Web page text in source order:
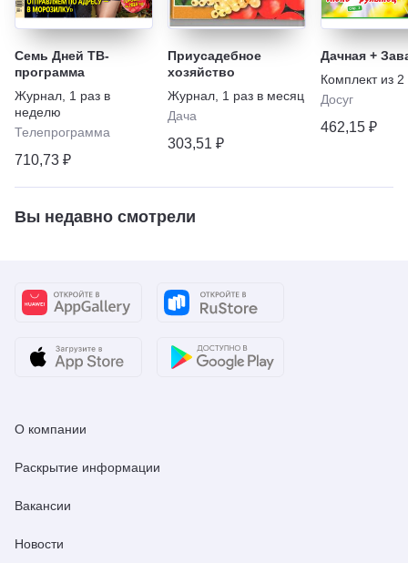
Семь Дней ТВ-
программа
Журнал 1 раз в
неделю
Телепрограмма
710,73 ₽
Приусадебное
хозяйство
Журнал 1 раз в месяц
Дача
303,51 ₽
Дачная +
Комплект из 2
Досуг
462,15 ₽
Вы недавно смотрели
О компании
Раскрытие информации
Вакансии
Новости